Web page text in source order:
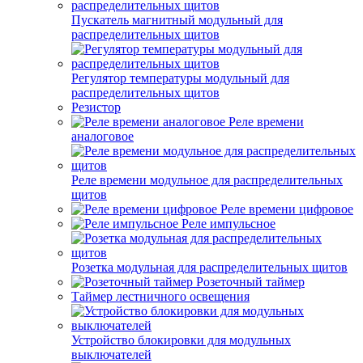
Пускатель магнитный модульный для
распределительных щитов
Регулятор температуры модульный для
распределительных щитов
Резистор
Реле времени
аналоговое
Реле времени модульное для распределительных
щитов
Реле времени цифровое
Реле импульсное
Розетка модульная для распределительных щитов
Розеточный таймер
Таймер лестничного освещения
Устройство блокировки для модульных
выключателей